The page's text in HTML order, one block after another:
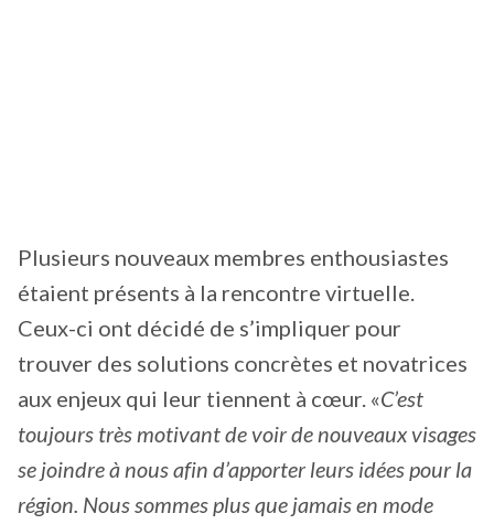
Plusieurs nouveaux membres enthousiastes
étaient présents à la rencontre virtuelle.
Ceux-ci ont décidé de s’impliquer pour
trouver des solutions concrètes et novatrices
aux enjeux qui leur tiennent à cœur. «C’est
toujours très motivant de voir de nouveaux visages
se joindre à nous afin d’apporter leurs idées pour la
région. Nous sommes plus que jamais en mode